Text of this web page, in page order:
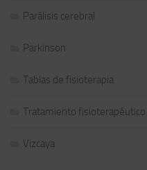
Parálisis cerebral
Parkinson
Tablas de fisioterapia
Tratamiento fisioterapéutico
Vizcaya